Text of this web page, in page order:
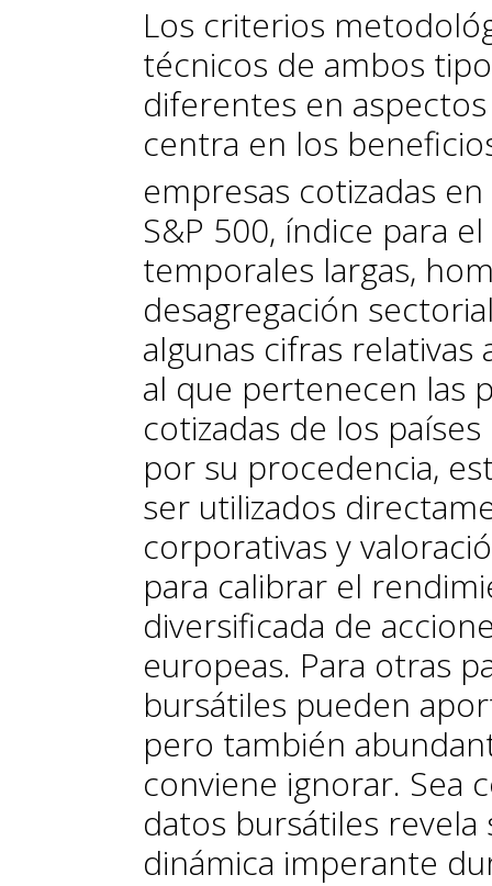
Los criterios
técnicos de ambos
diferentes en
centra en los
empresas cotizadas en
S&P 500, índice para
temporales largas,
desagregación
algunas cifras relativas
al que pertenecen las
cotizadas de los
por su procedencia,
ser utilizados
corporativas y
para calibrar el
diversificada de
europeas. Para otras
bursátiles pueden
pero también
conviene ignorar. Sea
datos bursátiles
dinámica imperante